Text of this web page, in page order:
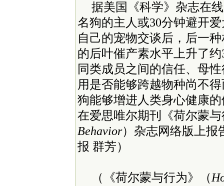
据美国《科学》杂志在
名狗的主人或30分钟避开
自己的宠物交谈后，后一
的后叶催产素水平上升了
同类成员之间的信任、母
用是否能够跨越物种尚不
狗能够增进人类身心健康
在爱思唯尔期刊《荷尔蒙
Behavior）杂志网络版上报
报 群芳）
（《荷尔蒙与行为》（